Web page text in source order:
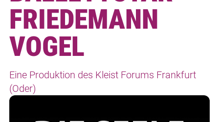
FRIEDEMANN
VOGEL
Eine Produktion des Kleist Forums Frankfurt
(Oder)